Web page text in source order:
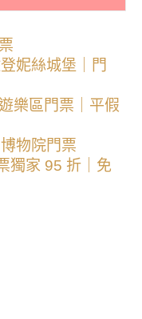
妮絲城堡｜門
樂區門票｜平假
物院門票
獨家 95 折｜免